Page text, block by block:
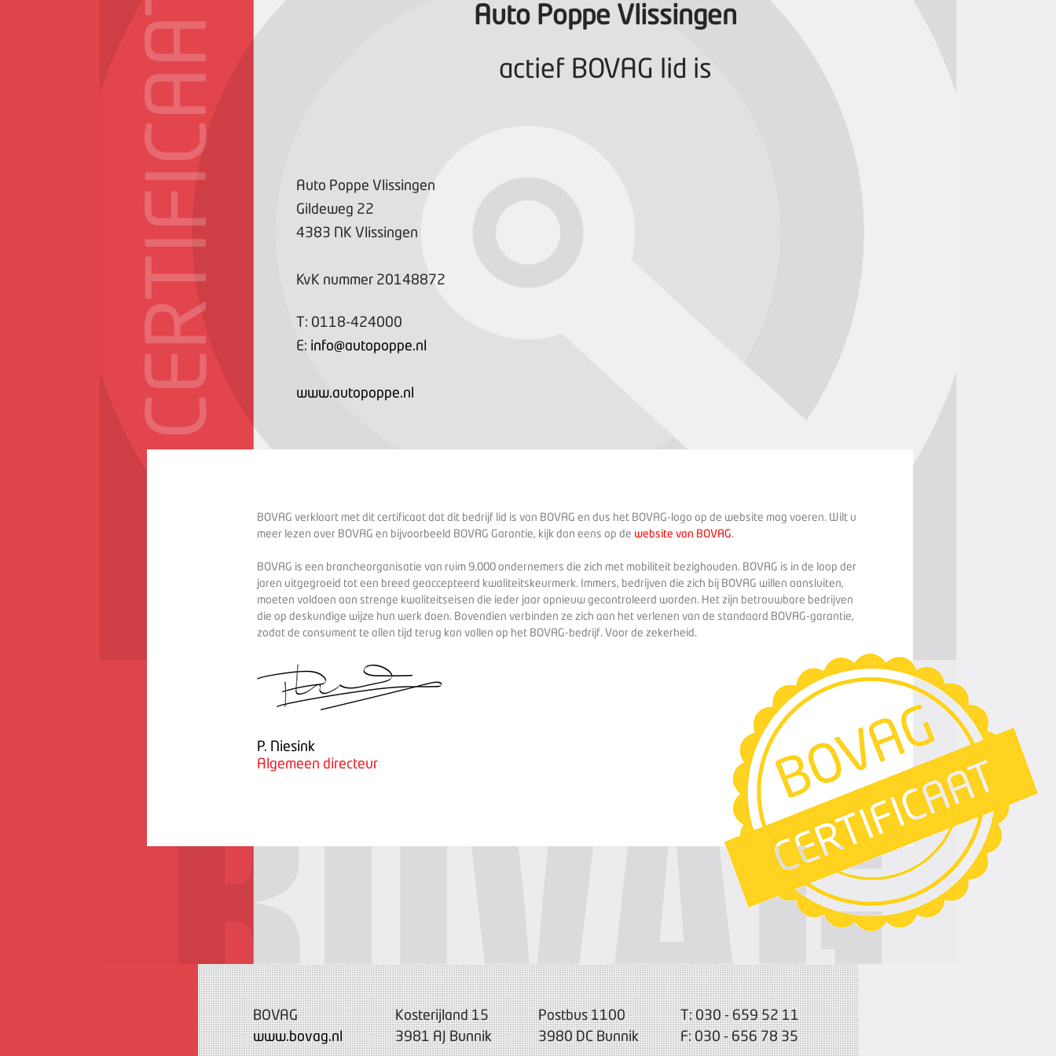
CERTIFICAAT
Auto Poppe Vlissingen
actief BOVAG lid is
Auto Poppe Vlissingen
Gildeweg 22
4383 NK Vlissingen
KvK nummer 20148872
T: 0118-424000
E: info@autopoppe.nl
www.autopoppe.nl
BOVAG verklaart met dit certificaat dat dit bedrijf lid is van BOVAG en dus het BOVAG-logo op de website mag voeren. Wilt u
meer lezen over BOVAG en bijvoorbeeld BOVAG Garantie, kijk dan eens op de website van BOVAG.
BOVAG is een brancheorganisatie van ruim 9.000 ondernemers die zich met mobiliteit bezighouden. BOVAG is in de loop der
jaren uitgegroeid tot een breed geaccepteerd kwaliteitskeurmerk. Immers, bedrijven die zich bij BOVAG willen aansluiten,
moeten voldoen aan strenge kwaliteitseisen die ieder jaar opnieuw gecontroleerd worden. Het zijn betrouwbare bedrijven
die op deskundige wijze hun werk doen. Bovendien verbinden ze zich aan het verlenen van de standaard BOVAG-garantie,
zodat de consument te allen tijd terug kan vallen op het BOVAG-bedrijf. Voor de zekerheid.
P. Niesink
Algemeen directeur
BOVAG
www.bovag.nl
Kosterijland 15
3981 AJ Bunnik
Postbus 1100
3980 DC Bunnik
T: 030 - 659 52 11
F: 030 - 656 78 35